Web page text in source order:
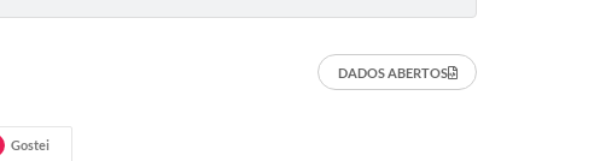
DADOS ABERTOS
Gostei